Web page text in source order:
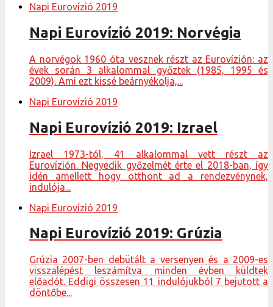
Napi Eurovízió 2019
Napi Eurovízió 2019: Norvégia
A norvégok 1960 óta vesznek részt az Eurovízión: az
évek során 3 alkalommal győztek (1985, 1995 és
2009). Ami ezt kissé beárnyékolja,...
Napi Eurovízió 2019
Napi Eurovízió 2019: Izrael
Izrael 1973-tól, 41 alkalommal vett részt az
Eurovízión. Negyedik győzelmét érte el 2018-ban, így
idén amellett hogy otthont ad a rendezvénynek,
indulója...
Napi Eurovízió 2019
Napi Eurovízió 2019: Grúzia
Grúzia 2007-ben debütált a versenyen és a 2009-es
visszalépést leszámítva minden évben küldtek
előadót. Eddigi összesen 11 indulójukból 7 bejutott a
döntőbe...